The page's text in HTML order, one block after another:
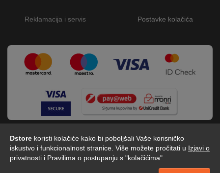
Dstore koristi kolačiće kako bi poboljšali Vaše korisničko
iskustvo i funkcionalnost stranice. Više možete pročitati u Izjavi o
privatnosti i Pravilima o postupanju s "kolačićima"
Reklamacija i servis Postavke kolačića